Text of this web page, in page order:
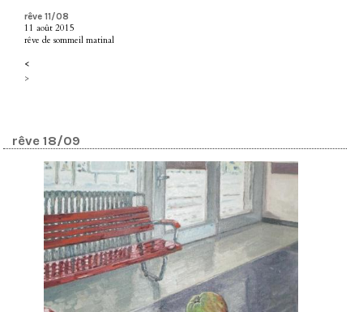
rêve 11/08
11 août 2015
rêve de sommeil matinal
<
>
rêve 18/09